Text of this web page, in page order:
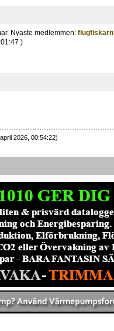
Nyaste medlemmen:flugfiskarn
)
2026, 00:54:22)